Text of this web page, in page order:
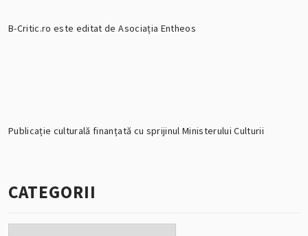
B-Critic.ro este editat de Asociația Entheos
Publicație culturală finanțată cu sprijinul Ministerului Culturii
CATEGORII